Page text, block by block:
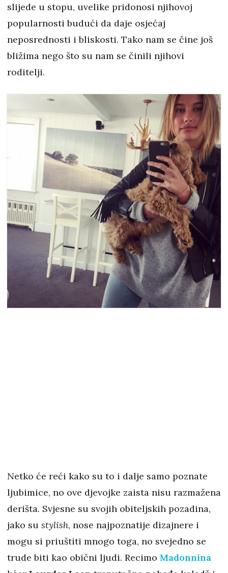
slijede u stopu, uvelike pridonosi njihovoj
popularnosti budući da daje osjećaj
neposrednosti i bliskosti. Tako nam se čine još
bližima nego što su nam se činili njihovi
roditelji.
Netko će reći kako su to i dalje samo poznate
ljubimice, no ove djevojke zaista nisu razmažena
derišta. Svjesne su svojih obiteljskih pozadina,
jako su stylish, nose najpoznatije dizajnere i
mogu si priuštiti mnogo toga, no svejedno se
trude biti kao obični ljudi. Recimo Madonnina